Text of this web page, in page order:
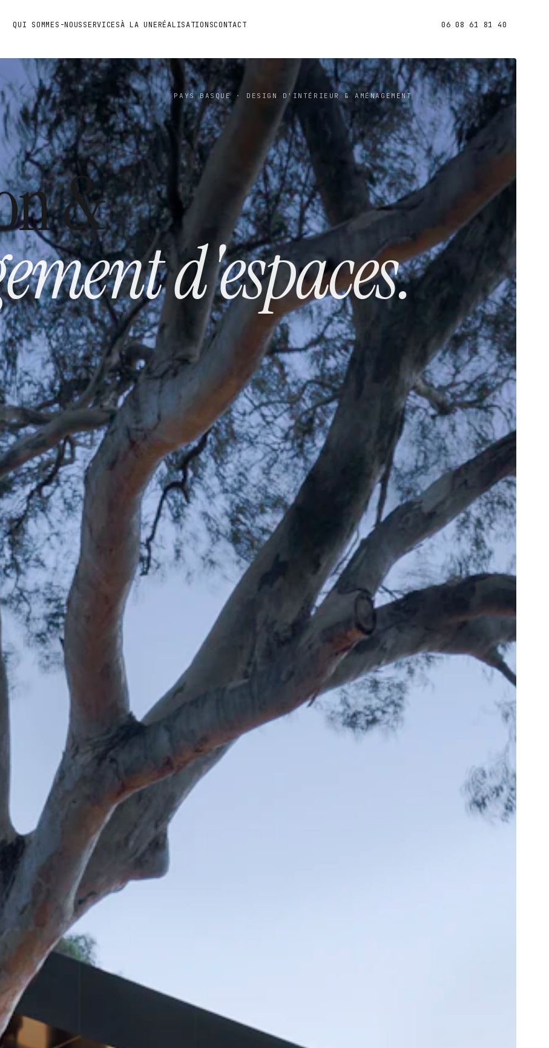
QUI SOMMES-NOUSSERVICESÀ LA UNERÉALISATIONSCONTACT 06 08 61 81 40
PAYS BASQUE · DESIGN D'INTÉRIEUR & AMÉNAGEMENT
&
d'espaces.